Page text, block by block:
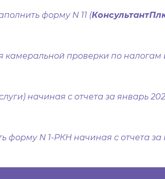
форму N 11 (
проверки по налогам
начиная с отчета за январь
форму N 1-РКН начиная с отчета за I